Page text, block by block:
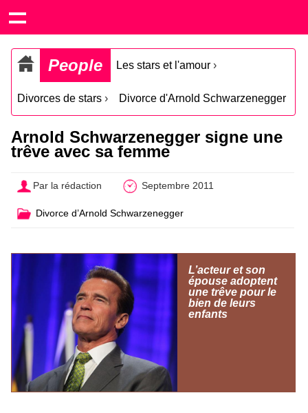
People Les stars et l'amour ›
Divorces de stars › Divorce d'Arnold Schwarzenegger
Arnold Schwarzenegger signe une
trêve avec sa femme
Par la rédaction Septembre 2011
Divorce d’Arnold Schwarzenegger
L’acteur et son
épouse adoptent
une trêve pour le
bien de leurs
enfants